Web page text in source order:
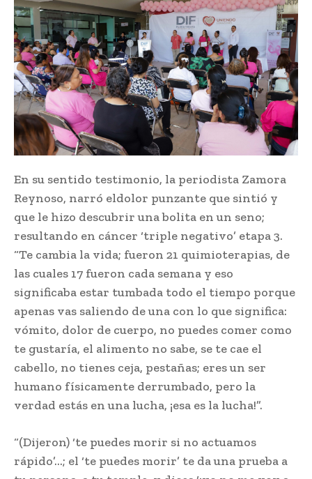
En su sentido testimonio, la periodista Zamora
Reynoso, narró eldolor punzante que sintió y
que le hizo descubrir una bolita en un seno;
resultando en cáncer ‘triple negativo’ etapa 3.
“Te cambia la vida; fueron 21 quimioterapias, de
las cuales 17 fueron cada semana y eso
significaba estar tumbada todo el tiempo porque
apenas vas saliendo de una con lo que significa:
vómito, dolor de cuerpo, no puedes comer como
te gustaría, el alimento no sabe, se te cae el
cabello, no tienes ceja, pestañas; eres un ser
humano físicamente derrumbado, pero la
verdad estás en una lucha, ¡esa es la lucha!”.
“(Dijeron) ‘te puedes morir si no actuamos
rápido’…; el ‘te puedes morir’ te da una prueba a